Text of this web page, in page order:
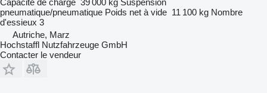
Capacité de charge 39 000 kg Suspension
pneumatique/pneumatique Poids net à vide 11 100 kg Nombre
d'essieux 3
Autriche, Marz
Hochstaffl Nutzfahrzeuge GmbH
Contacter le vendeur